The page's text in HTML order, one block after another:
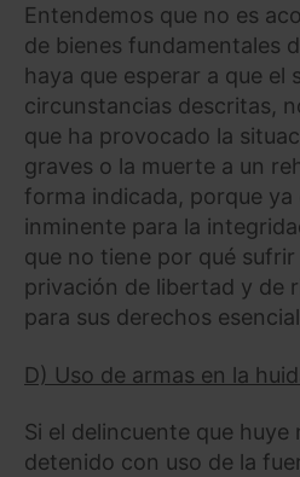
Entendemos que no es
de bienes fundamentales
haya que esperar a que el
circunstancias descritas,
que ha provocado la
graves o la muerte a un
forma indicada, porque ya
inminente para la
que no tiene por qué
privación de libertad y de
para sus derechos
D) Uso de armas en la
Si el delincuente que huye
detenido con uso de la